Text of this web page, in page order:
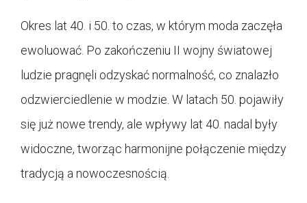
Okres lat 40. i 50. to czas, w którym moda zaczęła
ewoluować. Po zakończeniu II wojny światowej
ludzie pragnęli odzyskać normalność, co znalazło
odzwierciedlenie w modzie. W latach 50. pojawiły
się już nowe trendy, ale wpływy lat 40. nadal były
widoczne, tworząc harmonijne połączenie między
tradycją a nowoczesnością.